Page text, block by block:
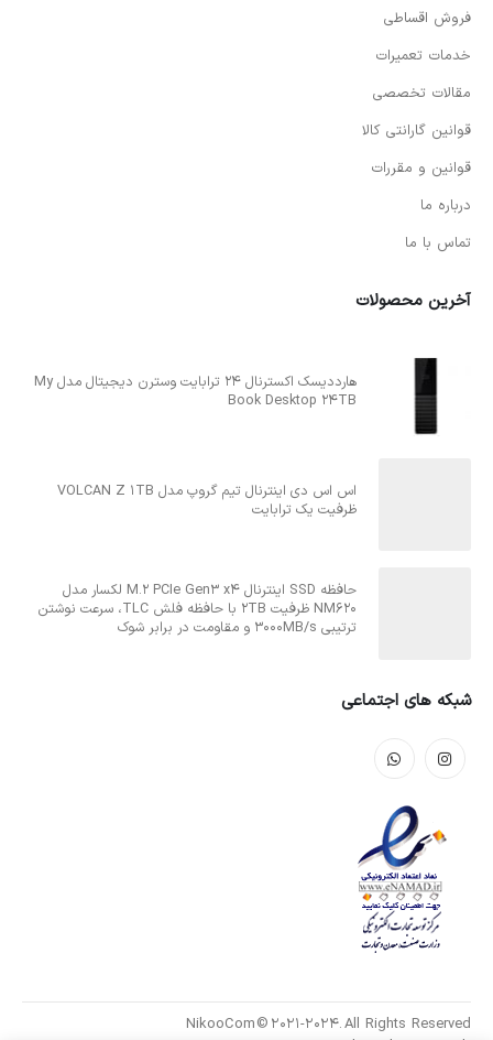
فروش اقساطی
خدمات تعمیرات
مقالات تخصصی
قوانین گارانتی کالا
قوانین و مقررات
درباره ما
تماس با ما
آخرین محصولات
هارددیسک اکسترنال 24 ترابایت وسترن دیجیتال مدل My
Book Desktop 24TB
اس اس دی اینترنال تیم گروپ مدل VOLCAN Z 1TB
ظرفیت یک ترابایت
حافظه SSD اینترنال M.2 PCIe Gen3 x4 لکسار مدل
NM620 ظرفیت 2TB با حافظه فلش TLC، سرعت نوشتن
ترتیبی 3000MB/s و مقاومت در برابر شوک
شبکه های اجتماعی
NikooCom © 2021-2024. All Rights Reserved